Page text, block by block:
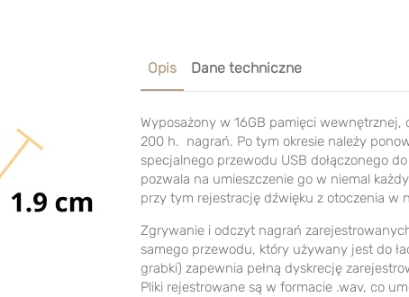
Opis Dane techniczne
Wyposażony w 16GB pamięci
200 h. nagrań. Po tym okresie należy
specjalnego przewodu USB dołączonego
pozwala na umieszczenie go w niemal
przy tym rejestrację dźwięku z otoczenia w
Zgrywanie i odczyt nagrań
samego przewodu, który używany jest do
grabki) zapewnia pełną dyskrecję
Pliki rejestrowane są w formacie .wav, co